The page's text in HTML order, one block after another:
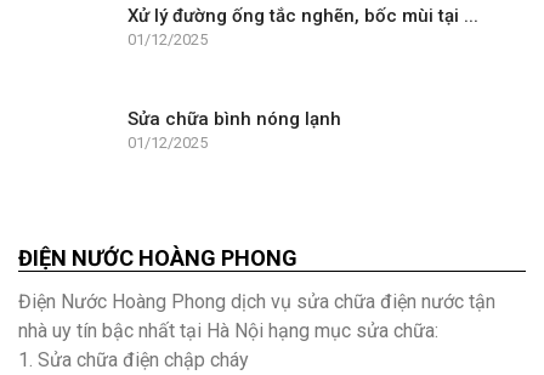
Xử lý đường ống tắc nghẽn, bốc mùi tại ...
01/12/2025
Sửa chữa bình nóng lạnh
01/12/2025
ĐIỆN NƯỚC HOÀNG PHONG
Điện Nước Hoàng Phong dịch vụ sửa chữa điện nước tận
nhà uy tín bậc nhất tại Hà Nội hạng mục sửa chữa:
1. Sửa chữa điện chập cháy